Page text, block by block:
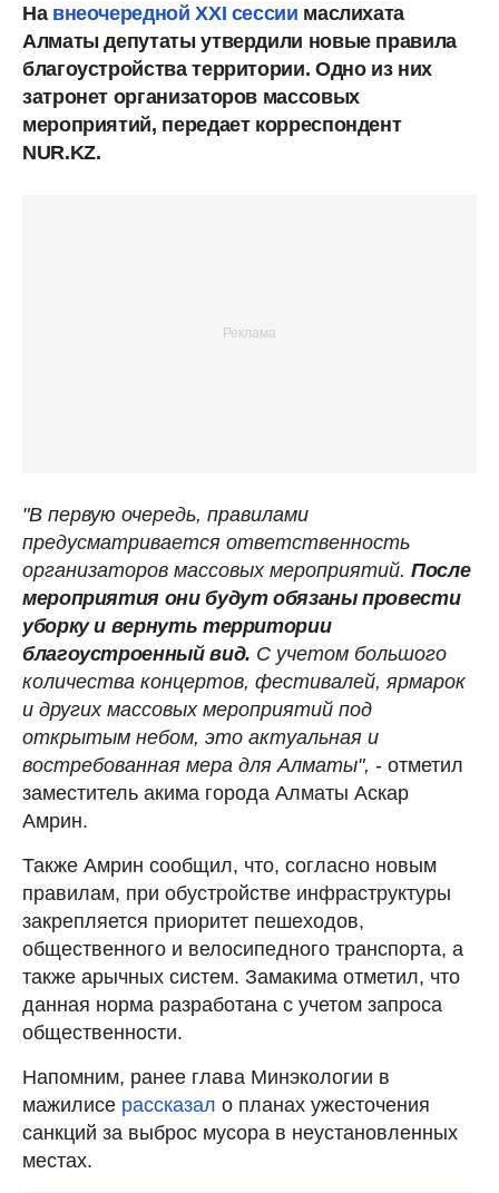
На внеочередной XXI сессии маслихата
Алматы депутаты утвердили новые правила
благоустройства территории. Одно из них
затронет организаторов массовых
мероприятий, передает корреспондент
NUR.KZ.
"В первую очередь, правилами
предусматривается ответственность
организаторов массовых мероприятий. После
мероприятия они будут обязаны провести
уборку и вернуть территории
благоустроенный вид. С учетом большого
количества концертов, фестивалей, ярмарок
и других массовых мероприятий под
открытым небом, это актуальная и
востребованная мера для Алматы", - отметил
заместитель акима города Алматы Аскар
Амрин.
Также Амрин сообщил, что, согласно новым
правилам, при обустройстве инфраструктуры
закрепляется приоритет пешеходов,
общественного и велосипедного транспорта, а
также арычных систем. Замакима отметил, что
данная норма разработана с учетом запроса
общественности.
Напомним, ранее глава Минэкологии в
мажилисе рассказал о планах ужесточения
санкций за выброс мусора в неустановленных
местах.